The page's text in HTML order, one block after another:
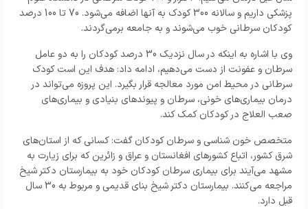
پزشکی داریم و سالانه 300 کودک به آنها اضافه می‌شود. 70 تا 100 درصد
کودکان سرطانی خوب می‌شوند و به جامعه برمی‌گردند.
وی با اشاره به اینکه در سال نزدیک 30 درصد کودکان را به دو عامل
سرطان و عفونت از دست می‌دهیم، ادامه داد: هدف این است کودک
سرطانی در محیط امن مورد معالجه قرار بگیرد. این پروزه می‌تواند در
درمان بیماری‌های خونی، سرطان و پیوندهای بنیادی و بیماری‌های
صعب العلاج در کودکان کمک کند.
متخصص خون شناسی و سرطان کودکان گفت: کسانی که از استان‌های
شرق کشور، اتباع کشورهای افغانستان و عراق و زائرین که برای زیارت به
مشهد می‌آیند برای بیماری سرطان کودکان خود به بیمارستان دکتر شیخ
مراجعه می‌کنند. بیمارستان دکتر شیخ بنای قدیمی و مربوط به 30 سال
قبل دارد.